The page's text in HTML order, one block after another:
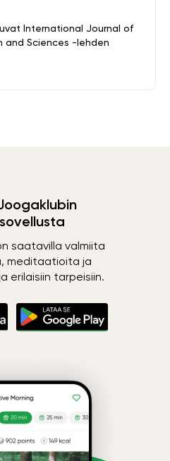
International Journal of
and Sciences -lehden
saatavilla valmiita
meditaatioita ja
erilaisiin tarpeisiin.